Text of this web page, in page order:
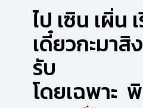
ไป เซิน เผิ่น
เดี๋ยวกะมา
รับ
โดยเฉพาะ